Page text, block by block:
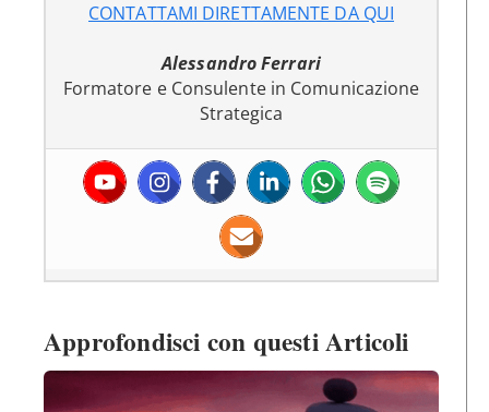
CONTATTAMI DIRETTAMENTE DA QUI
Alessandro Ferrari
Formatore e Consulente in Comunicazione
Strategica
Approfondisci con questi Articoli